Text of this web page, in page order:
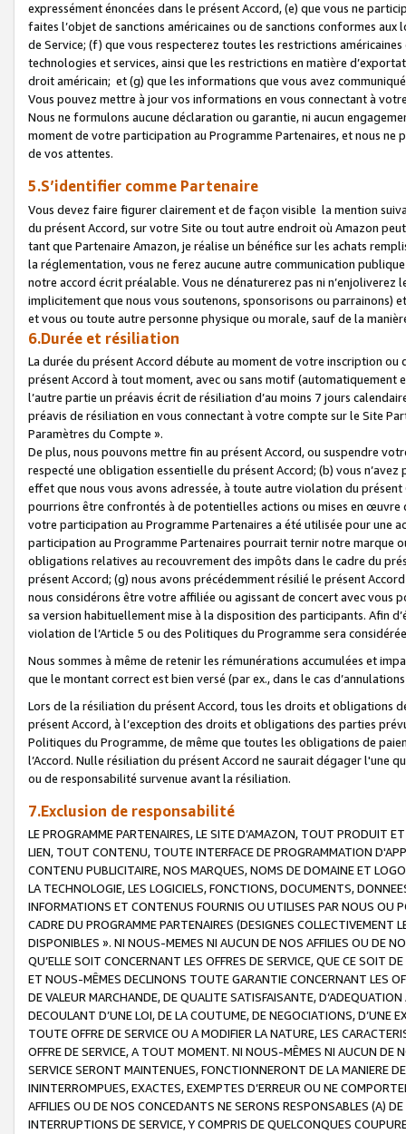
expressément énoncées dans le présent Accord, (e) que vous ne
faites l’objet de sanctions américaines ou de sanctions conformes
de Service; (f) que vous respecterez toutes les restrictions
technologies et services, ainsi que les restrictions en matière
droit américain; et (g) que les informations que vous avez
Vous pouvez mettre à jour vos informations en vous connectant à
Nous ne formulons aucune déclaration ou garantie, ni aucun
moment de votre participation au Programme Partenaires, et nous
de vos attentes.
5.S’identifier comme Partenaire
Vous devez faire figurer clairement et de façon visible la mention
du présent Accord, sur votre Site ou tout autre endroit où Amazon
tant que Partenaire Amazon, je réalise un bénéfice sur les achats
la réglementation, vous ne ferez aucune autre communication
notre accord écrit préalable. Vous ne dénaturerez pas ni
implicitement que nous vous soutenons, sponsorisons ou parrainons)
et vous ou toute autre personne physique ou morale, sauf de la
6.Durée et résiliation
La durée du présent Accord débute au moment de votre inscription
présent Accord à tout moment, avec ou sans motif (automatiquement
l’autre partie un préavis écrit de résiliation d’au moins 7 jours
préavis de résiliation en vous connectant à votre compte sur le Site
Paramètres du Compte ».
De plus, nous pouvons mettre fin au présent Accord, ou suspendre
respecté une obligation essentielle du présent Accord; (b) vous
effet que nous vous avons adressée, à toute autre violation du
pourrions être confrontés à de potentielles actions ou mises en
votre participation au Programme Partenaires a été utilisée pour une
participation au Programme Partenaires pourrait ternir notre marque
obligations relatives au recouvrement des impôts dans le cadre du
présent Accord; (g) nous avons précédemment résilié le présent
nous considérons être votre affiliée ou agissant de concert avec vous
sa version habituellement mise à la disposition des participants. Afin
violation de l’Article 5 ou des Politiques du Programme sera
Nous sommes à même de retenir les rémunérations accumulées et
que le montant correct est bien versé (par ex., dans le cas
Lors de la résiliation du présent Accord, tous les droits et obligations
présent Accord, à l’exception des droits et obligations des parties
Politiques du Programme, de même que toutes les obligations de
l’Accord. Nulle résiliation du présent Accord ne saurait dégager l'une
ou de responsabilité survenue avant la résiliation.
7.Exclusion de responsabilité
LE PROGRAMME PARTENAIRES, LE SITE D’AMAZON, TOUT PRODUIT
LIEN, TOUT CONTENU, TOUTE INTERFACE DE PROGRAMMATION
CONTENU PUBLICITAIRE, NOS MARQUES, NOMS DE DOMAINE ET
LA TECHNOLOGIE, LES LOGICIELS, FONCTIONS, DOCUMENTS,
INFORMATIONS ET CONTENUS FOURNIS OU UTILISES PAR NOUS OU
CADRE DU PROGRAMME PARTENAIRES (DESIGNES COLLECTIVEMENT
DISPONIBLES ». NI NOUS-MEMES NI AUCUN DE NOS AFFILIES OU DE
QU’ELLE SOIT CONCERNANT LES OFFRES DE SERVICE, QUE CE SOIT
ET NOUS-MÊMES DECLINONS TOUTE GARANTIE CONCERNANT LES
DE VALEUR MARCHANDE, DE QUALITE SATISFAISANTE,
DECOULANT D’UNE LOI, DE LA COUTUME, DE NEGOCIATIONS, D’UNE
TOUTE OFFRE DE SERVICE OU A MODIFIER LA NATURE, LES
OFFRE DE SERVICE, A TOUT MOMENT. NI NOUS-MÊMES NI AUCUN DE
SERVICE SERONT MAINTENUES, FONCTIONNERONT DE LA MANIERE
ININTERROMPUES, EXACTES, EXEMPTES D’ERREUR OU NE
AFFILIES OU DE NOS CONCEDANTS NE SERONS RESPONSABLES (A)
INTERRUPTIONS DE SERVICE, Y COMPRIS DE QUELCONQUES